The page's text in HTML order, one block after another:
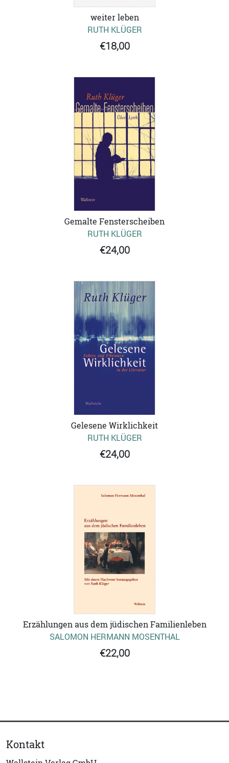
weiter leben
RUTH KLÜGER
€18,00
Gemalte Fensterscheiben
RUTH KLÜGER
€24,00
Gelesene Wirklichkeit
RUTH KLÜGER
€24,00
Erzählungen aus dem jüdischen Familienleben
SALOMON HERMANN MOSENTHAL
€22,00
Kontakt